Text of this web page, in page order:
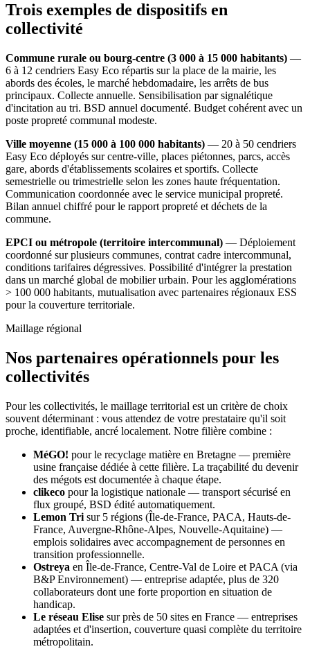
Trois exemples de dispositifs en
collectivité
Commune rurale ou bourg-centre (3 000 à 15 000 habitants) —
6 à 12 cendriers Easy Eco répartis sur la place de la mairie, les
abords des écoles, le marché hebdomadaire, les arrêts de bus
principaux. Collecte annuelle. Sensibilisation par signalétique
d'incitation au tri. BSD annuel documenté. Budget cohérent avec un
poste propreté communal modeste.
Ville moyenne (15 000 à 100 000 habitants) — 20 à 50 cendriers
Easy Eco déployés sur centre-ville, places piétonnes, parcs, accès
gare, abords d'établissements scolaires et sportifs. Collecte
semestrielle ou trimestrielle selon les zones haute fréquentation.
Communication coordonnée avec le service municipal propreté.
Bilan annuel chiffré pour le rapport propreté et déchets de la
commune.
EPCI ou métropole (territoire intercommunal) — Déploiement
coordonné sur plusieurs communes, contrat cadre intercommunal,
conditions tarifaires dégressives. Possibilité d'intégrer la prestation
dans un marché global de mobilier urbain. Pour les agglomérations
> 100 000 habitants, mutualisation avec partenaires régionaux ESS
pour la couverture territoriale.
Maillage régional
Nos partenaires opérationnels pour les
collectivités
Pour les collectivités, le maillage territorial est un critère de choix
souvent déterminant : vous attendez de votre prestataire qu'il soit
proche, identifiable, ancré localement. Notre filière combine :
MéGO! pour le recyclage matière en Bretagne — première
usine française dédiée à cette filière. La traçabilité du devenir
des mégots est documentée à chaque étape.
clikeco pour la logistique nationale — transport sécurisé en
flux groupé, BSD édité automatiquement.
Lemon Tri sur 5 régions (Île-de-France, PACA, Hauts-de-
France, Auvergne-Rhône-Alpes, Nouvelle-Aquitaine) —
emplois solidaires avec accompagnement de personnes en
transition professionnelle.
Ostreya en Île-de-France, Centre-Val de Loire et PACA (via
B&P Environnement) — entreprise adaptée, plus de 320
collaborateurs dont une forte proportion en situation de
handicap.
Le réseau Elise sur près de 50 sites en France — entreprises
adaptées et d'insertion, couverture quasi complète du territoire
métropolitain.